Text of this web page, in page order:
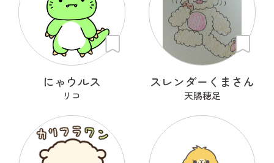
にゃウルス
リコ
スレンダーくまさん
天賜穂足